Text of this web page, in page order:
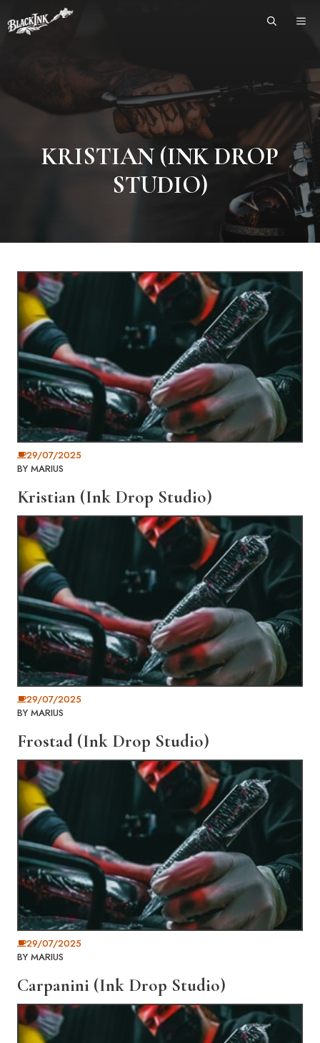
to
KRISTIAN (INK DROP
STUDIO)
29/07/2025
BY MARIUS
Kristian (Ink Drop Studio)
29/07/2025
BY MARIUS
Frostad (Ink Drop Studio)
29/07/2025
BY MARIUS
Carpanini (Ink Drop Studio)